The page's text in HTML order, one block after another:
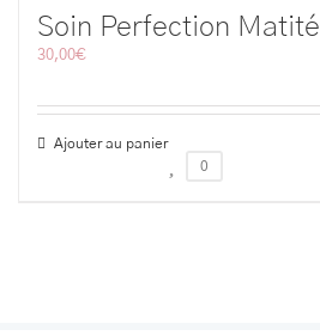
Soin Perfection Matité
30,00€
Ajouter au panier
0